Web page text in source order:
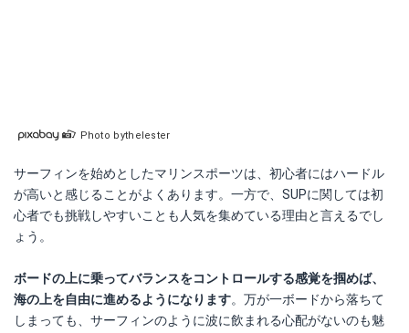
Photo bythelester
サーフィンを始めとしたマリンスポーツは、初心者にはハードル
が高いと感じることがよくあります。一方で、SUPに関しては初
心者でも挑戦しやすいことも人気を集めている理由と言えるでし
ょう。
ボードの上に乗ってバランスをコントロールする感覚を掴めば、
海の上を自由に進めるようになります。万が一ボードから落ちて
しまっても、サーフィンのように波に飲まれる心配がないのも魅